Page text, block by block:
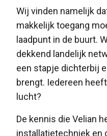
Wij vinden namelijk
makkelijk toegang
laadpunt in de buurt.
dekkend landelijk
een stapje dichterbij
brengt. Iedereen
lucht?
De kennis die Velian
installatietechniek en